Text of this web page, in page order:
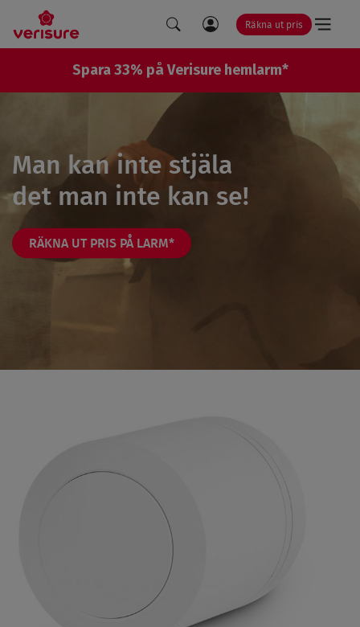
Räkna ut pris
LÄNK
TILL
Spara 33% på Verisure hemlarm*
Man kan inte stjäla
det man inte kan se!
RÄKNA UT PRIS PÅ LARM*